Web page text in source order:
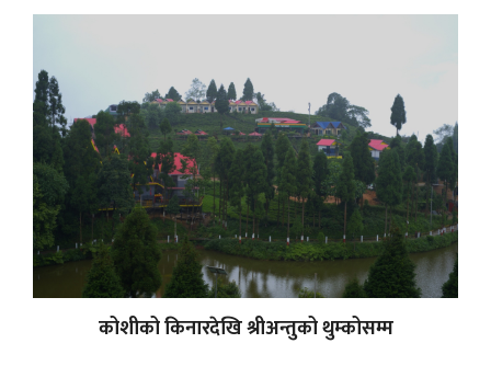
कोशीको किनारदेखि श्रीअन्तुको थुम्कोसम्म